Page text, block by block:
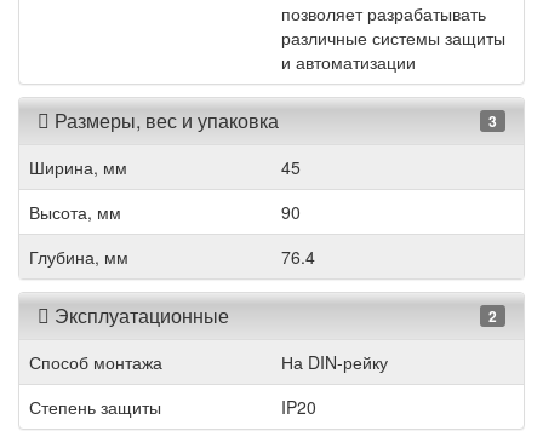
позволяет разрабатывать
различные системы защиты
и автоматизации
Размеры, вес и упаковка 3
Ширина, мм
45
Высота, мм
90
Глубина, мм
76.4
Эксплуатационные 2
Способ монтажа
На DIN-рейку
Степень защиты
IP20